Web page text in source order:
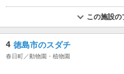
この施設の
4 徳島市のスダチ
春日町／動物園・植物園